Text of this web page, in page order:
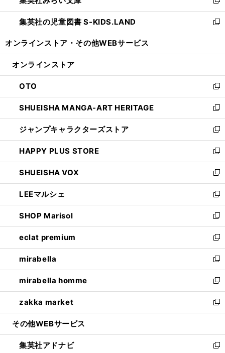
開
く
ウ
で
ン
ド
開
新
し
い
ン
ウ
で
開
く
集英社の児童図書 S-KIDS.LAND
新
ウ
ン
ド
ウ
で
開
く
オンラインストア・ その他WEBサービス
オンラインストア
OTO
新
し
い
ウ
ィ
ン
ド
ウ
で
開
く
SHUEISHA MANGA-ART HERITAGE
新
し
い
ウ
ィ
ン
ド
ウ
で
開
く
ジャンプキャラクターズストア
新
し
い
ウ
ィ
ン
ド
ウ
で
開
く
HAPPY PLUS STORE
新
し
い
ウ
ィ
ン
ド
ウ
で
開
く
SHUEISHA VOX
新
し
い
ウ
ィ
ン
ド
ウ
で
開
く
LEEマルシェ
新
し
い
ウ
ィ
ン
ド
ウ
で
開
く
SHOP Marisol
新
し
い
ウ
ィ
ン
ド
ウ
で
開
eclat premium
新
し
い
ウ
ィ
ン
ド
ウ
開
く
mirabella
新
し
い
ウ
ィ
ン
ウ
で
mirabella homme
新
し
い
ウ
ン
ド
zakka market
新
し
ウ
ィ
その他WEBサービス
集英社アドナビ 新